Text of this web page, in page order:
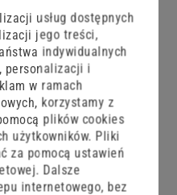
usług dostępnych
jego treści,
indywidualnych
personalizacji i
w ramach
korzystamy z
plików cookies
użytkowników. Pliki
za pomocą ustawień
Dalsze
internetowego, bez